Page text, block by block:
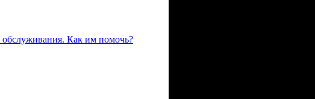
Как им помочь?